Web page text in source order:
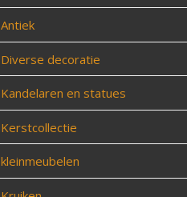
Antiek
Diverse decoratie
Kandelaren en statues
Kerstcollectie
kleinmeubelen